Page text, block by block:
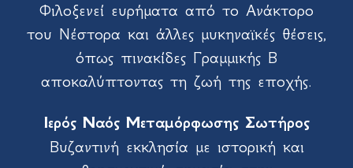
Φιλοξενεί ευρήματα από το Ανάκτορο
του Νέστορα και άλλες μυκηναϊκές θέσεις,
όπως πινακίδες Γραμμικής Β
αποκαλύπτοντας τη ζωή της εποχής.
Ιερός Ναός Μεταμόρφωσης Σωτήρος
Βυζαντινή εκκλησία με ιστορική και